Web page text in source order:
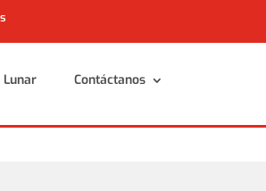
Lunar Contáctanos
Lunar Contáctanos